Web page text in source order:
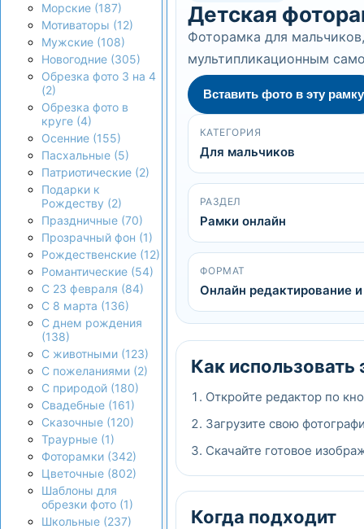
Морские (187)
Мотиваторы (12)
Мужские (108)
Новогодние (305)
Обрезка фото 3 на 4
(2)
Обрезка фото в
круге (4)
Осенние (155)
Пасхальные (5)
Патриотические (2)
Подарки к
Рождеству (2)
Праздничные (70)
Прозрачный фон (1)
Рождественские (12)
Романтические (54)
С 23 февраля (84)
С 8 марта (136)
С днем рождения
(138)
С животными (123)
С пожеланиями (2)
С природой (180)
Свадебные (161)
Сказочные (120)
Траурные (1)
Фоторамки (342)
Цветочные (802)
Шаблоны для
обрезки фото (1)
Школьные (237)
Детская
Фоторамка для
мультипликационным
Вставить фото в эту рамку
КАТЕГОРИЯ
Для мальчиков
РАЗДЕЛ
Рамки онлайн
ФОРМАТ
Онлайн редактирование
Как использовать
Откройте редактор по
Загрузите свою
Скачайте готовое
Когда подходит